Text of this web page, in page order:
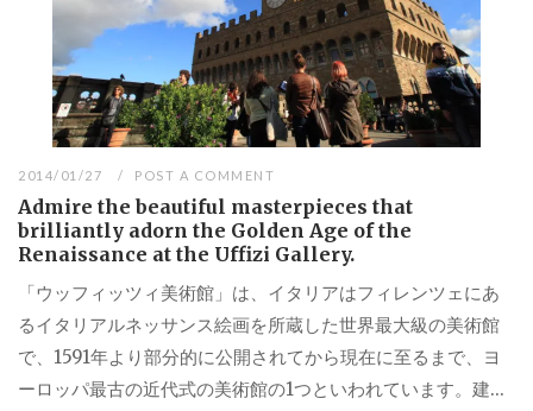
2014/01/27 POST A COMMENT
Admire the beautiful masterpieces that
brilliantly adorn the Golden Age of the
Renaissance at the Uffizi Gallery.
「ウッフィッツィ美術館」は、イタリアはフィレンツェにあ
るイタリアルネッサンス絵画を所蔵した世界最大級の美術館
で、1591年より部分的に公開されてから現在に至るまで、ヨ
ーロッパ最古の近代式の美術館の1つといわれています。建...